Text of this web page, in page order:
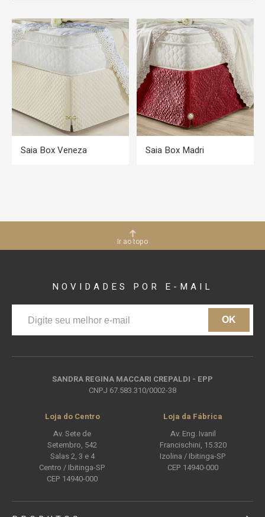
Saia Box Veneza Saia Box Madri
Ir ao topo
NOVIDADES POR E-MAIL
OK
SANDRA REGINA MACCARI CREPALDI - EPP
CNPJ 67.583.310/0002-38
Loja do Centro
Av. Sete de
Setembro, 542
Salas 2, 3 e 4
Centro / Ibitinga-SP
CEP 14940-000
Loja da Fábrica
Av. Eng. Ivanil
Francischini, 15.320
Izolina / Ibitinga-SP
CEP 14940-000